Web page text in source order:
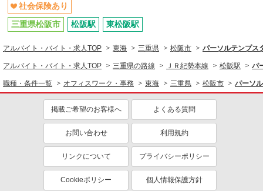
社会保険あり
三重県松阪市
松阪駅 東松阪駅
アルバイト・バイト・求人TOP 東海 三重県 松阪市 パーソルテンプス
アルバイト・バイト・求人TOP 三重県の路線 ＪＲ紀勢本線 松阪駅 パ
職種・条件一覧 オフィスワーク・事務 東海 三重県 松阪市 パーソ
掲載ご希望のお客様へ よくある質問
お問い合わせ 利用規約
リンクについて プライバシーポリシー
Cookieポリシー 個人情報保護方針